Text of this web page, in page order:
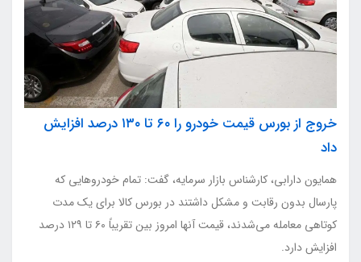
خروج از بورس قیمت خودرو را ۶۰ تا ۱۳۰ درصد افزایش
داد
همایون دارابی، کارشناس بازار سرمایه، گفت: تمام خودرو‌هایی که
پارسال بدون رقابت و مشکل داشتند در بورس کالا برای یک مدت
کوتاهی معامله می‌شدند، قیمت آنها امروز بین تقریباً ۶۰ تا ۱۲۹ درصد
افزایش دارد.